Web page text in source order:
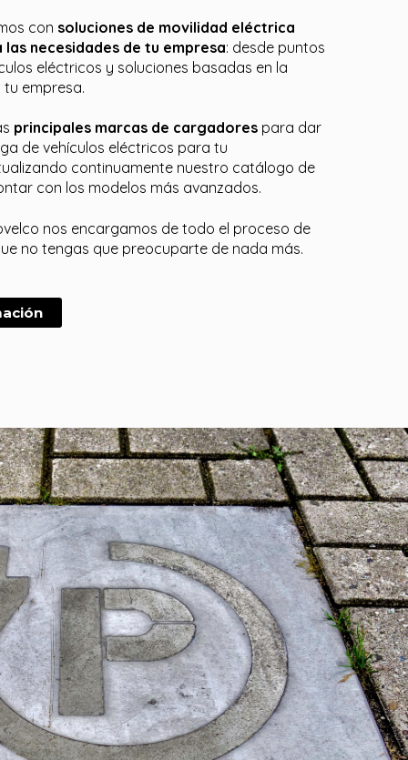
con soluciones de movilidad eléctrica
las necesidades de tu empresa: desde puntos
eléctricos y soluciones basadas en la
empresa.
principales marcas de cargadores para dar
de vehículos eléctricos para tu
continuamente nuestro catálogo de
con los modelos más avanzados.
nos encargamos de todo el proceso de
no tengas que preocuparte de nada más.